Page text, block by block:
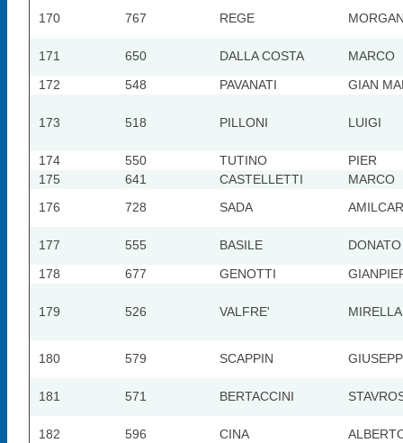
170 767 REGE
171 650 DALLA COSTA
MARCO
172
548 PAVANATI GIAN
173 518 PILLONI LUIGI
174 550 TUTINO
PIER
175
641 CASTELLETTI
MARCO
176
728 SADA
177 555 BASILE
DONATO
178
677 GENOTTI
179 526 VALFRE' MIRELLA
180 579 SCAPPIN
181 571 BERTACCINI
182 596 CINA